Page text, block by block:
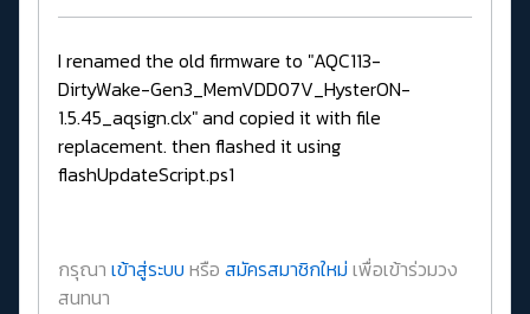
I renamed the old firmware to "AQC113-
DirtyWake-Gen3_MemVDD07V_HysterON-
1.5.45_aqsign.clx" and copied it with file
replacement. then flashed it using
flashUpdateScript.ps1
กรุณา เข้าสู่ระบบ หรือ สมัครสมาชิกใหม่ เพื่อเข้าร่วมวง
สนทนา